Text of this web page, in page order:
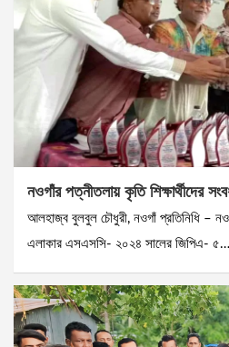
নওগাঁর পত্নীতলায় কৃতি শিক্ষার্থীদের
আলহাজ্ব বুলবুল চৌধুরী, নওগাঁ প্রতিনিধি –
এলাকার এসএসসি- ২০২৪ সালের জিপিএ- ৫…